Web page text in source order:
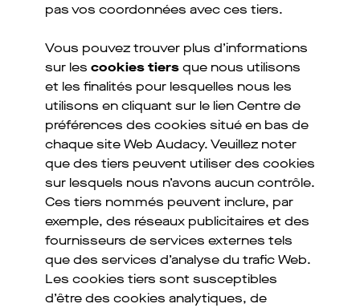
pas vos coordonnées avec ces tiers.
Vous pouvez trouver plus d’informations
sur les cookies tiersque nous utilisons
et les finalités pour lesquelles nous les
utilisons en cliquant sur le lien Centre de
préférences des cookies situé en bas de
chaque site Web Audacy. Veuillez noter
que des tiers peuvent utiliser des cookies
sur lesquels nous n’avons aucun contrôle.
Ces tiers nommés peuvent inclure, par
exemple, des réseaux publicitaires et des
fournisseurs de services externes tels
que des services d’analyse du trafic Web.
Les cookies tiers sont susceptibles
d’être des cookies analytiques, de